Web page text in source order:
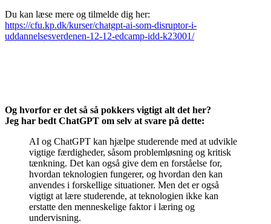
Du kan læse mere og tilmelde dig her:
https://cfu.kp.dk/kurser/chatgpt-ai-som-disruptor-i-
uddannelsesverdenen-12-12-edcamp-idd-k23001/
Og hvorfor er det så så pokkers vigtigt alt det her?
Jeg har bedt ChatGPT om selv at svare på dette:
AI og ChatGPT kan hjælpe studerende med at udvikle
vigtige færdigheder, såsom problemløsning og kritisk
tænkning. Det kan også give dem en forståelse for,
hvordan teknologien fungerer, og hvordan den kan
anvendes i forskellige situationer. Men det er også
vigtigt at lære studerende, at teknologien ikke kan
erstatte den menneskelige faktor i læring og
undervisning.